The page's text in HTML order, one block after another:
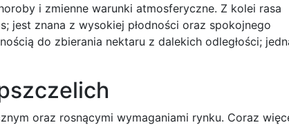
i zmienne warunki atmosferyczne. Z kolei rasa
jest znana z wysokiej płodności oraz spokojnego
do zbierania nektaru z dalekich odległości;
oraz rosnącymi wymaganiami rynku. Coraz